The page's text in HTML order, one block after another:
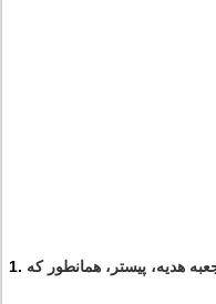
هدیه، پیستر، همانطور که